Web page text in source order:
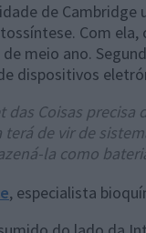
de
Com
meio ano.
dispositivos
das Coisas
de vir de
la como
, especialista